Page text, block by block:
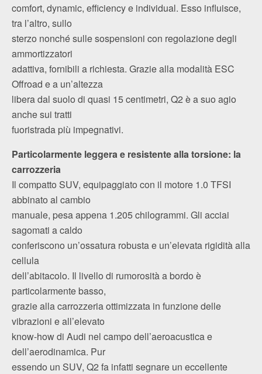
comfort, dynamic, efficiency e individual. Esso influisce,
tra l’altro, sullo
sterzo nonché sulle sospensioni con regolazione degli
ammortizzatori
adattiva, fornibili a richiesta. Grazie alla modalità ESC
Offroad e a un’altezza
libera dal suolo di quasi 15 centimetri, Q2 è a suo agio
anche sui tratti
fuoristrada più impegnativi.
Particolarmente leggera e resistente alla torsione: la
carrozzeria
Il compatto SUV, equipaggiato con il motore 1.0 TFSI
abbinato al cambio
manuale, pesa appena 1.205 chilogrammi. Gli acciai
sagomati a caldo
conferiscono un’ossatura robusta e un’elevata rigidità alla
cellula
dell’abitacolo. Il livello di rumorosità a bordo è
particolarmente basso,
grazie alla carrozzeria ottimizzata in funzione delle
vibrazioni e all’elevato
know-how di Audi nel campo dell’aeroacustica e
dell’aerodinamica. Pur
essendo un SUV, Q2 fa infatti segnare un eccellente